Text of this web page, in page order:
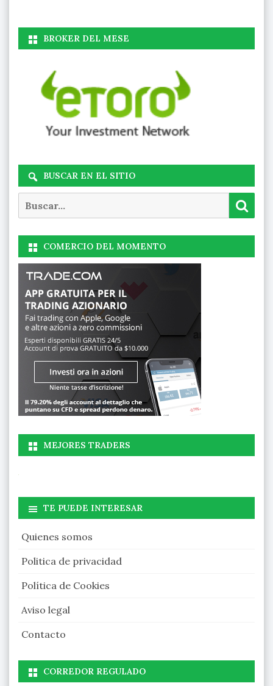
BROKER DEL MESE
BUSCAR EN EL SITIO
COMERCIO DEL MOMENTO
MEJORES TRADERS
TE PUEDE INTERESAR
Quienes somos
Politica de privacidad
Política de Cookies
Aviso legal
Contacto
CORREDOR REGULADO